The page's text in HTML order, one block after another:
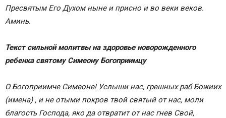
Пресвятым Его Духом ныне и присно и во веки веков.
Аминь.
Текст сильной молитвы на здоровье новорожденного
ребенка святому Симеону Богоприимцу
О Богоприимче Симеоне! Услыши нас, грешных раб Божиих
(имена) , и не отыми покров твой святый от нас, моли
благость Господа, яко да отвратит от нас гнев Свой,